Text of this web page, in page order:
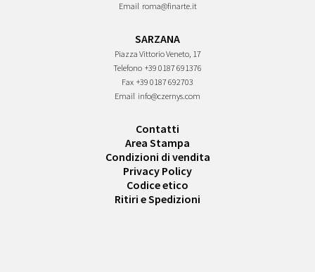
Email roma@finarte.it
SARZANA
Piazza Vittorio Veneto, 17
Telefono +39 0187 691376
Fax +39 0187 692703
Email info@czernys.com
Contatti
Area Stampa
Condizioni di vendita
Privacy Policy
Codice etico
Ritiri e Spedizioni